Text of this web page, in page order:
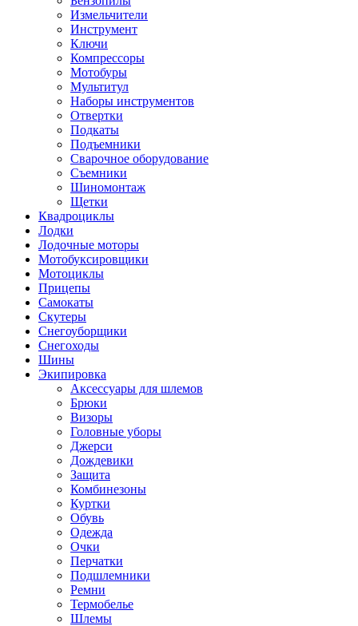
Измельчители
Инструмент
Ключи
Компрессоры
Мотобуры
Мультитул
Наборы инструментов
Отвертки
Подкаты
Подъемники
Сварочное оборудование
Съемники
Шиномонтаж
Щетки
Квадроциклы
Лодки
Лодочные моторы
Мотобуксировщики
Мотоциклы
Прицепы
Самокаты
Скутеры
Снегоуборщики
Снегоходы
Шины
Экипировка
Аксессуары для шлемов
Брюки
Визоры
Головные уборы
Джерси
Дождевики
Защита
Комбинезоны
Куртки
Обувь
Одежда
Очки
Перчатки
Подшлемники
Ремни
Термобелье
Шлемы